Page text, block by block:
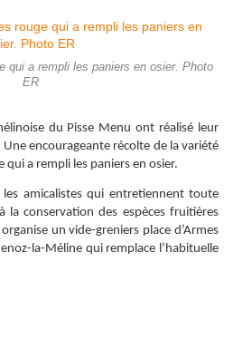
qui a rempli les paniers en osier. Photo
ER
du Pisse Menu ont réalisé leur
encourageante récolte de la variété
a rempli les paniers en osier.
amicalistes qui entretiennent toute
la conservation des espèces fruitières
un vide-greniers place d’Armes
la-Méline qui remplace l’habituelle